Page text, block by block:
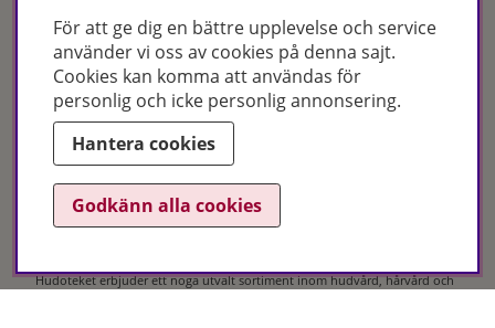
Certifikat
Hudoteket erbjuder ett noga utvalt sortiment inom hudvård, hårvård och
För att ge dig en bättre upplevelse och service
använder vi oss av cookies på denna sajt.
Cookies kan komma att användas för
personlig och icke personlig annonsering.
Hantera cookies
Godkänn alla cookies